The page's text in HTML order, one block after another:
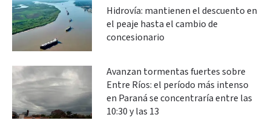
Hidrovía: mantienen el descuento en
el peaje hasta el cambio de
concesionario
Avanzan tormentas fuertes sobre
Entre Ríos: el período más intenso
en Paraná se concentraría entre las
10:30 y las 13